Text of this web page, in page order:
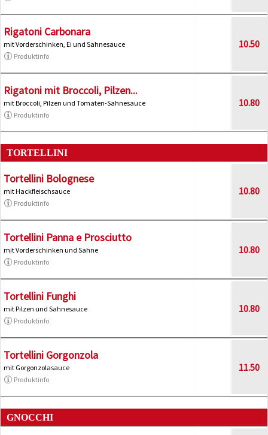
Rigatoni Carbonara
mit Vorderschinken, Ei und Sahnesauce
Produktinfo
10.50
Rigatoni mit Broccoli, Pilzen...
mit Broccoli, Pilzen und Tomaten-Sahnesauce
Produktinfo
10.80
TORTELLINI
Tortellini Bolognese
mit Hackfleischsauce
Produktinfo
10.80
Tortellini Panna e Prosciutto
mit Vorderschinken und Sahne
Produktinfo
10.80
Tortellini Funghi
mit Pilzen und Sahnesauce
Produktinfo
10.80
Tortellini Gorgonzola
mit Gorgonzolasauce
Produktinfo
11.50
GNOCCHI